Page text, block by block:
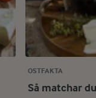
OSTFAKTA
Så matchar